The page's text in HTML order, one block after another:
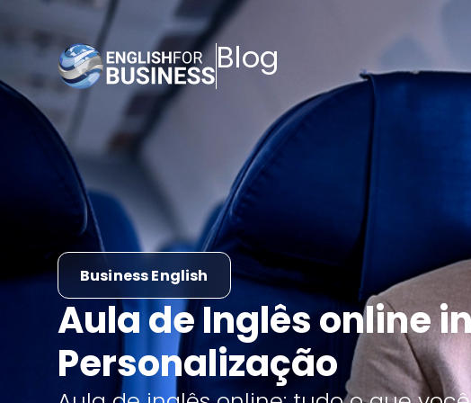
Blog
Business English
Aula de Inglês online
Personalização